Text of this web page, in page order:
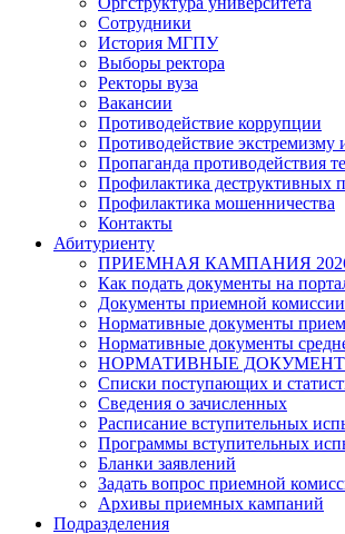
Сотрудники
История МГПУ
Выборы ректора
Ректоры вуза
Вакансии
Противодействие коррупции
Противодействие экстремизму
Пропаганда противодействия
Профилактика деструктивных
Профилактика мошенничества
Контакты
Абитуриенту
ПРИЕМНАЯ КАМПАНИЯ
Как подать документы на
Документы приемной комиссии
Нормативные документы
Нормативные документы
НОРМАТИВНЫЕ
Списки поступающих и
Сведения о зачисленных
Расписание вступительных
Программы вступительных
Бланки заявлений
Задать вопрос приемной
Архивы приемных кампаний
Подразделения